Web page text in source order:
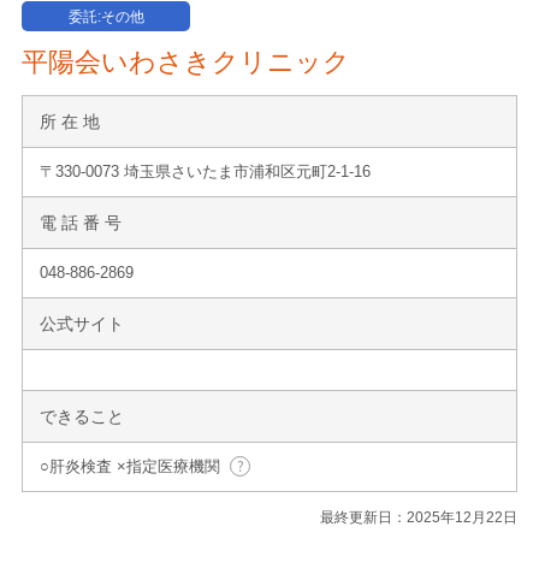
委託:その他
平陽会いわさきクリニック
所 在 地
〒330-0073 埼玉県さいたま市浦和区元町2-1-16
電 話 番 号
048-886-2869
公式サイト
できること
○肝炎検査 ×指定医療機関
最終更新日：2025年12月22日